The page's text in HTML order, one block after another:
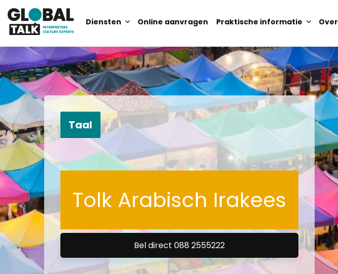
Diensten Online aanvragen Praktische informatie
Zoek
Zoek
Taal
Tolk Arabisch Irakees
Bel direct 088 2555222